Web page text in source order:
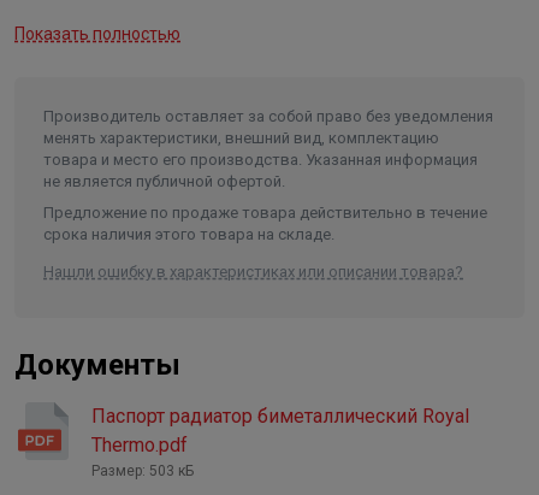
Простая установка и качество в деталях.
разрыв
Мощность 1720 Вт
Присоединительный размер 3/4"
Показать полностью
Производитель оставляет за собой право без уведомления
менять характеристики, внешний вид, комплектацию
товара и место его производства. Указанная информация
не является публичной офертой.
Предложение по продаже товара действительно в течение
срока наличия этого товара на складе.
Нашли ошибку в характеристиках или описании товара?
Документы
Паспорт радиатор биметаллический Royal
Thermo.pdf
Размер: 503 кБ